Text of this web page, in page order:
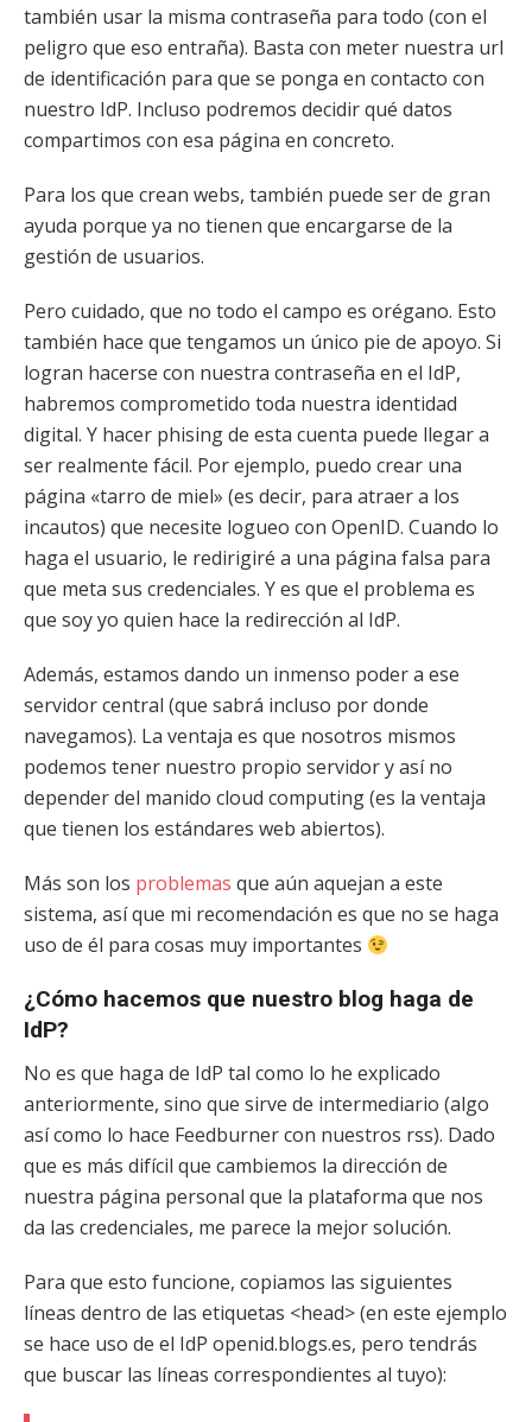
también usar la misma contraseña para todo (con el
peligro que eso entraña). Basta con meter nuestra url
de identificación para que se ponga en contacto con
nuestro IdP. Incluso podremos decidir qué datos
compartimos con esa página en concreto.
Para los que crean webs, también puede ser de gran
ayuda porque ya no tienen que encargarse de la
gestión de usuarios.
Pero cuidado, que no todo el campo es orégano. Esto
también hace que tengamos un único pie de apoyo. Si
logran hacerse con nuestra contraseña en el IdP,
habremos comprometido toda nuestra identidad
digital. Y hacer phising de esta cuenta puede llegar a
ser realmente fácil. Por ejemplo, puedo crear una
página «tarro de miel» (es decir, para atraer a los
incautos) que necesite logueo con OpenID. Cuando lo
haga el usuario, le redirigiré a una página falsa para
que meta sus credenciales. Y es que el problema es
que soy yo quien hace la redirección al IdP.
Además, estamos dando un inmenso poder a ese
servidor central (que sabrá incluso por donde
navegamos). La ventaja es que nosotros mismos
podemos tener nuestro propio servidor y así no
depender del manido cloud computing (es la ventaja
que tienen los estándares web abiertos).
Más son los problemas que aún aquejan a este
sistema, así que mi recomendación es que no se haga
uso de él para cosas muy importantes
¿Cómo hacemos que nuestro blog haga de
IdP?
No es que haga de IdP tal como lo he explicado
anteriormente, sino que sirve de intermediario (algo
así como lo hace Feedburner con nuestros rss). Dado
que es más difícil que cambiemos la dirección de
nuestra página personal que la plataforma que nos
da las credenciales, me parece la mejor solución.
Para que esto funcione, copiamos las siguientes
líneas dentro de las etiquetas <head> (en este ejemplo
se hace uso de el IdP openid.blogs.es, pero tendrás
que buscar las líneas correspondientes al tuyo):